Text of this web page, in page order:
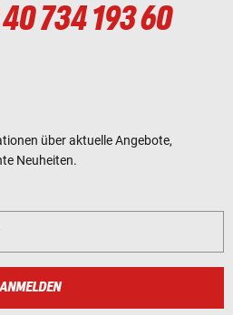
734 193 60
über aktuelle Angebote,
Neuheiten.
ANMELDEN